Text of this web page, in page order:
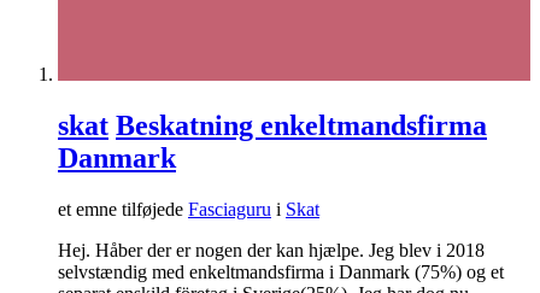
skat Beskatning enkeltmandsfirma
Danmark
et emne tilføjede Fasciaguru i Skat
Hej. Håber der er nogen der kan hjælpe. Jeg blev i 2018
selvstændig med enkeltmandsfirma i Danmark (75%) og et